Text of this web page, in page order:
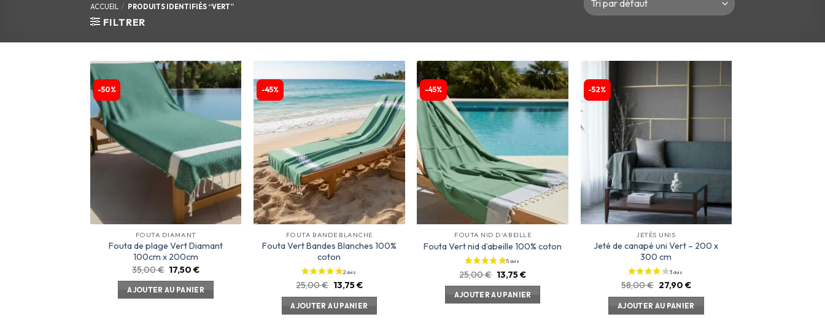
ACCUEIL / PRODUITS IDENTIFIÉS “VERT”
FILTRER
-50%
Ajouter
d’envies
FOUTA DIAMANT
Fouta de plage Vert Diamant
100cm x 200cm
35,00€ 17,50€
AJOUTER AU PANIER
-45%
Ajouter
à la
liste
d’envies
FOUTA BANDE BLANCHE
Fouta Vert Bandes Blanches 100%
coton
25,00€ 13,75€
AJOUTER AU PANIER
-45%
Ajouter
à la
liste
d’envies
FOUTA NID D'ABEILLE
Fouta Vert nid d’abeille 100% coton
25,00€ 13,75€
AJOUTER AU PANIER
-52%
d’envies
JETÉS UNIS
Jeté de canapé uni Vert – 200 x
300 cm
58,00€ 27,90 €
AJOUTER AU PANIER